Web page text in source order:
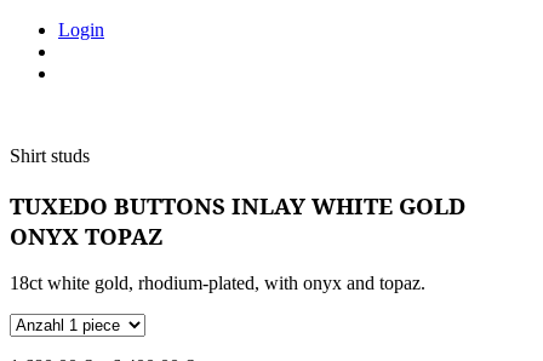
Login
Shirt studs
TUXEDO BUTTONS INLAY WHITE GOLD
ONYX TOPAZ
18ct white gold, rhodium-plated, with onyx and topaz.